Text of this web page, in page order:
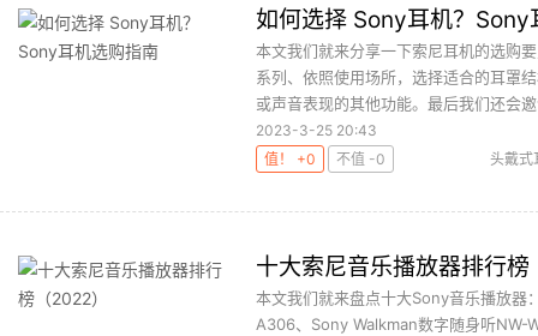
如何选择 Sony耳机？Sony
本文我们就来分享一下索尼耳机的选购
系列、依照使用场所，选择适合的耳罩
或声音表现的其他功能。最后我们还会
2023-3-25 20:43
值！ +0
不值 -0 头戴式
十大索尼音乐播放器排行
本文我们就来盘点十大Sony音乐播放
A306、Sony Walkman数字随身听NW-